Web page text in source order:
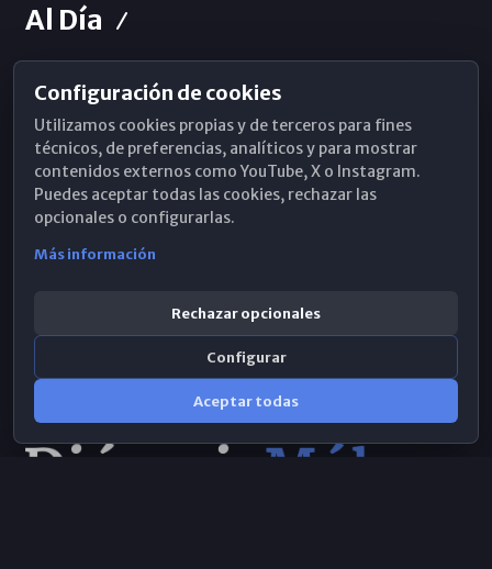
Al Día
Horarios de Misa
Hemeroteca
WhatsApp
Configuración de cookies
Utilizamos cookies propias y de terceros para fines
técnicos, de preferencias, analíticos y para mostrar
contenidos externos como YouTube, X o Instagram.
Puedes aceptar todas las cookies, rechazar las
opcionales o configurarlas.
Más información
Rechazar opcionales
Configurar
Aceptar todas